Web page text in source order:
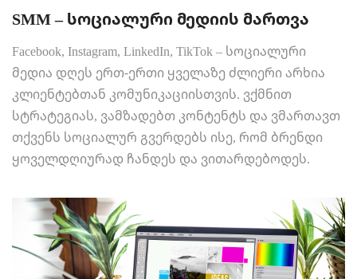
SMM – სოციალური მედიის მართვა
Facebook, Instagram, LinkedIn, TikTok – სოციალური
მედია დღეს ერთ-ერთი ყველაზე ძლიერი არხია
კლიენტებთან კომუნიკაციისთვის. ვქმნით
სტრატეგიას, ვამზადებთ კონტენტს და ვმართავთ
თქვენს სოციალურ გვერდებს ისე, რომ ბრენდი
ყოველდღიურად ჩანდეს და ვითარდებოდეს.